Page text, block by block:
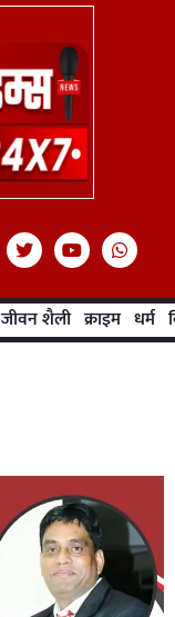
जीवन शैली क्राइम धर्म